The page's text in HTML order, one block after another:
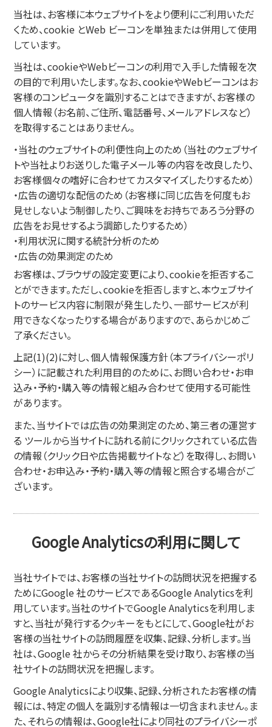
当社は、お客様に本ウェブサイトをより便利にご利用いただ
くため、cookie とWeb ビーコンを単独または併用して使用
しています。
当社は、cookieやWebビーコンの利用で入手した情報を次
の目的で利用いたします。なお、cookieやWebビーコンはお
客様のコンピュータを識別することはできますが、お客様の
個人情報（お名前、ご住所、電話番号、メールアドレスなど）
を取得することはありません。
・当社のウェブサイトの利便性向上のため（当社のウェブサイ
トや当社よりお送りした電子メール等の内容を改良したり、
お客様個々の嗜好に合わせてカスタマイズしたりするため）
・広告の適切な配信のため（お客様に同じ広告を何度もお
見せしないよう制御したり、ご興味をお持ちであろう分野の
広告をお見せするよう調節したりするため）
・利用状況に関する統計分析のため
・広告の効果測定のため
お客様は、ブラウザの設定変更により、cookieを拒否するこ
とができます。ただし、cookieを拒否しますと、本ウェブサイ
トのサービス内容に制限が発生したり、一部サービスが利
用できなくなったりする場合がありますので、あらかじめご
了承ください。
上記(1)(2)に対し、個人情報保護方針（本プライバシーポリ
シー）に記載された利用目的のために、お問い合わせ・お申
込み・予約・購入等の情報と組み合わせて使用する可能性
があります。
また、当サイトでは広告の効果測定のため、第三者の運営す
る ツールから当サイトに訪れる前にクリックされている広告
の情報（クリック日や広告掲載サイトなど）を取得し、お問い
合わせ・お申込み・予約・購入等の情報と照合する場合がご
ざいます。
Google Analyticsの利用に関して
当社サイトでは、お客様の当社サイトの訪問状況を把握する
ためにGoogle 社のサービスであるGoogle Analyticsを利
用しています。当社のサイトでGoogle Analyticsを利用しま
すと、当社が発行するクッキーをもとにして、Google社がお
客様の当社サイトの訪問履歴を収集、記録、分析します。当
社は、Google 社からその分析結果を受け取り、お客様の当
社サイトの訪問状況を把握します。
Google Analyticsにより収集、記録、分析されたお客様の情
報には、特定の個人を識別する情報は一切含まれません。ま
た、それらの情報は、Google社により同社のプライバシーポ